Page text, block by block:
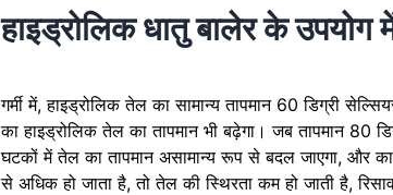
हाइड्रोलिक धातु बालेर के उपयोग
गर्मी में, हाइड्रोलिक तेल का सामान्य तापमान 60 डिग्री
का हाइड्रोलिक तेल का तापमान भी बढ़ेगा। जब तापमान 80
घटकों में तेल का तापमान असामान्य रूप से बदल जाएगा, और
से अधिक हो जाता है, तो तेल की स्थिरता कम हो जाती है,